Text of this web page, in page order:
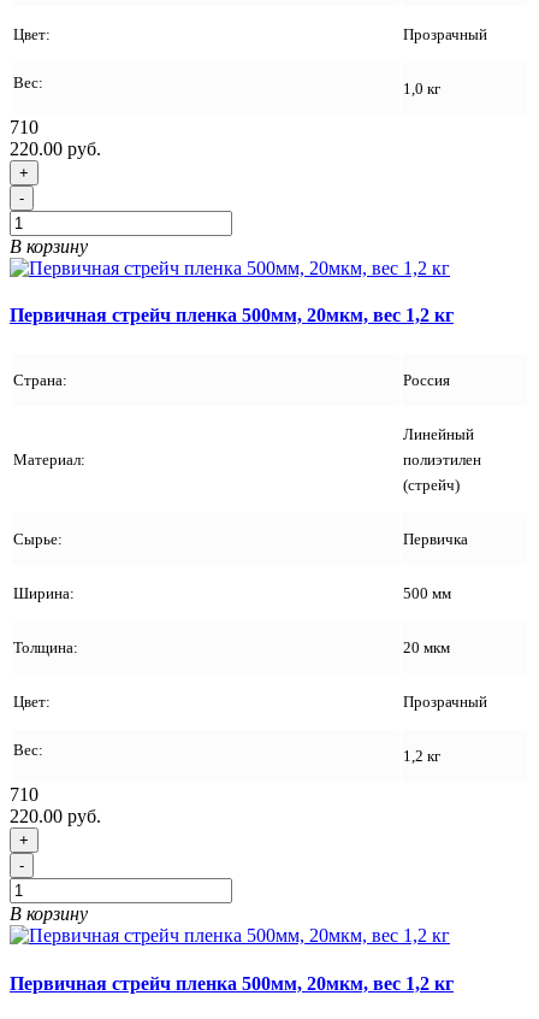
Цвет: Прозрачный
Вес: 1,0 кг
710
220.00 руб.
+
-
В корзину
Первичная стрейч пленка 500мм, 20мкм, вес 1,2 кг
Страна: Россия
Материал:
Линейный
полиэтилен
(стрейч)
Сырье: Первичка
Ширина: 500 мм
Толщина: 20 мкм
Цвет: Прозрачный
Вес: 1,2 кг
710
220.00 руб.
+
-
В корзину
Первичная стрейч пленка 500мм, 20мкм, вес 1,2 кг